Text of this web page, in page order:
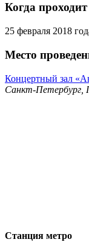
Когда проходит
25 февраля 2018
Место
Концертный зал
Санкт-Петербург,
Станция метро